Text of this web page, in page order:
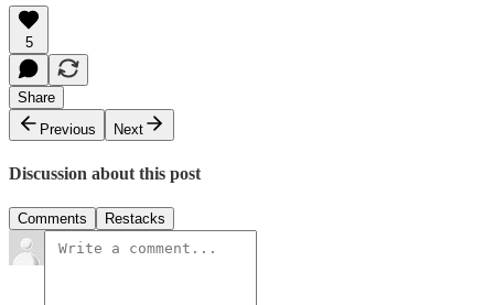
5
Share
Previous
Next
Discussion about this post
Comments Restacks